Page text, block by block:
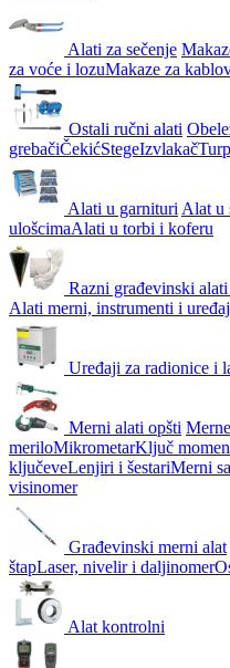
Alati za sečenje
za voće i lozuMakaze za
Ostali ručni alati
grebačiČekićStegeIzvlakač
Alati u garnituri Alat u
ulošcimaAlati u torbi i koferu
Razni građevinski
Alati merni, instrumenti i
Uređaji za radionice i
Merni alati opšti
meriloMikrometarKljuč
ključeveLenjiri i šestariMerni
visinomer
Građevinski merni alat
štapLaser, nivelir i daljinomer
Alat kontrolni